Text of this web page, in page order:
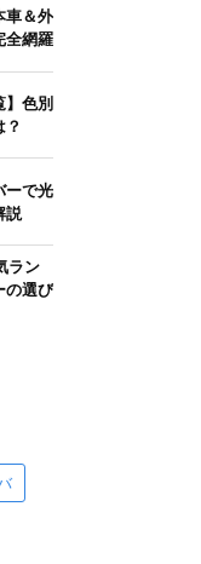
車＆外
全網羅
】色別
ーで光
説
ラン
の選び